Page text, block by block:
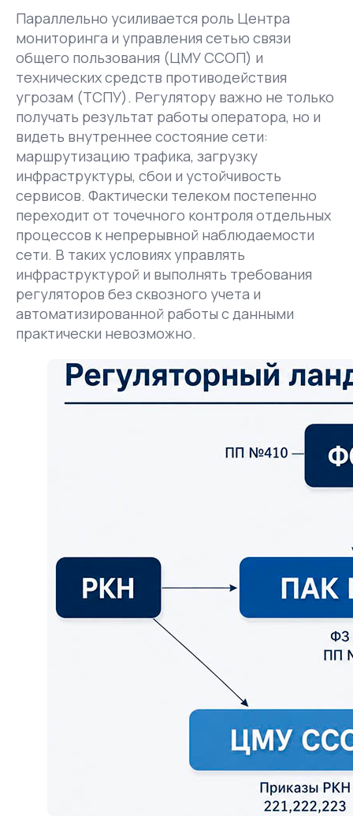
Параллельно усиливается роль Центра
мониторинга и управления сетью связи
общего пользования (ЦМУ ССОП) и
технических средств противодействия
угрозам (ТСПУ). Регулятору важно не только
получать результат работы оператора, но и
видеть внутреннее состояние сети:
маршрутизацию трафика, загрузку
инфраструктуры, сбои и устойчивость
сервисов. Фактически телеком постепенно
переходит от точечного контроля отдельных
процессов к непрерывной наблюдаемости
сети. В таких условиях управлять
инфраструктурой и выполнять требования
регуляторов без сквозного учета и
автоматизированной работы с данными
практически невозможно.